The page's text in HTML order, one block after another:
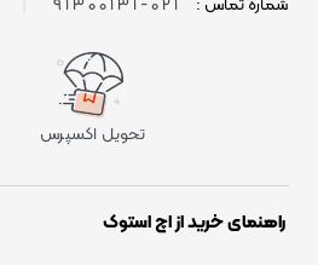
شماره تماس :
تحویل اکسپرس
راهنمای خرید از اچ استوک